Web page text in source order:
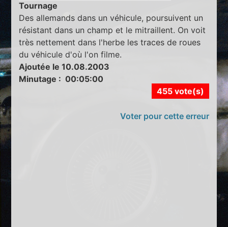
Tournage
Des allemands dans un véhicule, poursuivent un
résistant dans un champ et le mitraillent. On voit
très nettement dans l'herbe les traces de roues
du véhicule d'où l'on filme.
Ajoutée le 10.08.2003
Minutage : 00:05:00
455 vote(s)
Voter pour cette erreur